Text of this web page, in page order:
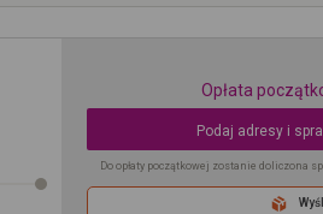
Opłata
Podaj adresy i
Do opłaty początkowej zostanie doliczona